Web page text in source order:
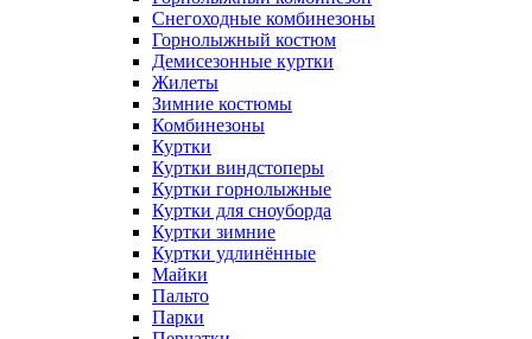
Снегоходные комбинезоны
Горнолыжный костюм
Демисезонные куртки
Жилеты
Зимние костюмы
Комбинезоны
Куртки
Куртки виндстоперы
Куртки горнолыжные
Куртки для сноуборда
Куртки зимние
Куртки удлинённые
Майки
Пальто
Парки